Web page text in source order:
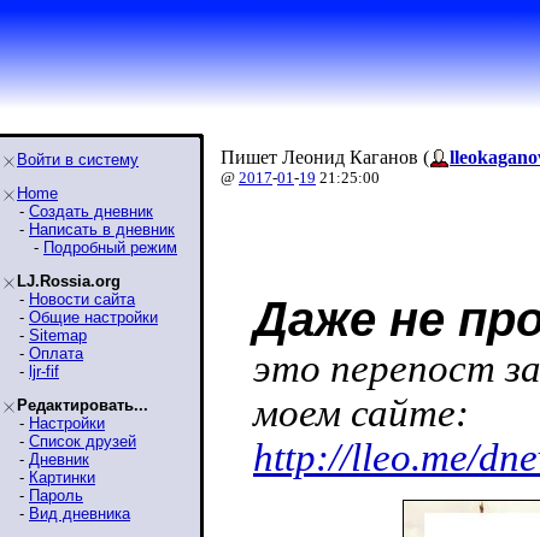
Войти в систему
Home
- Создать дневник
- Написать в дневник
- Подробный режим
LJ.Rossia.org
- Новости сайта
- Общие настройки
- Sitemap
- Оплата
- ljr-fif
Редактировать...
- Настройки
- Список друзей
- Дневник
- Картинки
- Пароль
- Вид дневника
Пишет Леонид Каганов (
@ 2017-01-19 21:25:00
Даже не
это перепост
моем сайте:
http://lleo.me/